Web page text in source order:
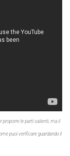
proporre le parti salienti, ma il
puoi verificare guardando il